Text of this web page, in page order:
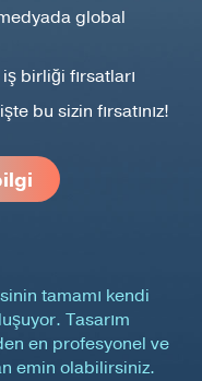
global
birliği fırsatları
bu sizin fırsatınız!
tamamı kendi
Tasarım
en profesyonel ve
emin olabilirsiniz.